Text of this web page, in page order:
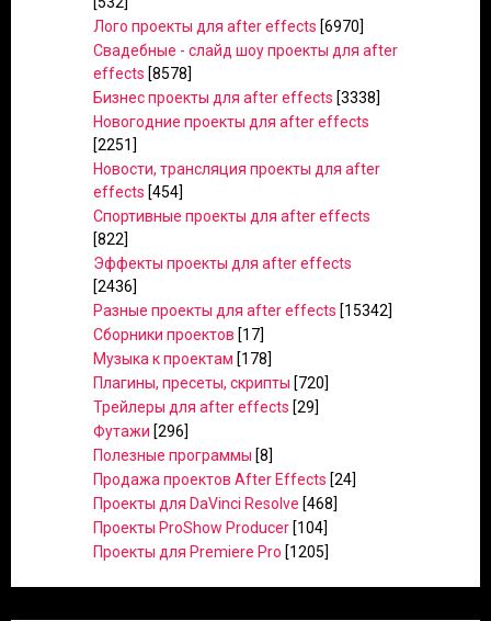
Лого проекты для after effects [6970]
Свадебные - слайд шоу проекты для after
effects [8578]
Бизнес проекты для after effects [3338]
Новогодние проекты для after effects
[2251]
Новости, трансляция проекты для after
effects [454]
Спортивные проекты для after effects
[822]
Эффекты проекты для after effects
[2436]
Разные проекты для after effects [15342]
Сборники проектов [17]
Музыка к проектам [178]
Плагины, пресеты, скрипты [720]
Трейлеры для after effects [29]
Футажи [296]
Полезные программы [8]
Продажа проектов After Effects [24]
Проекты для DaVinci Resolve [468]
Проекты ProShow Producer [104]
Проекты для Premiere Pro [1205]